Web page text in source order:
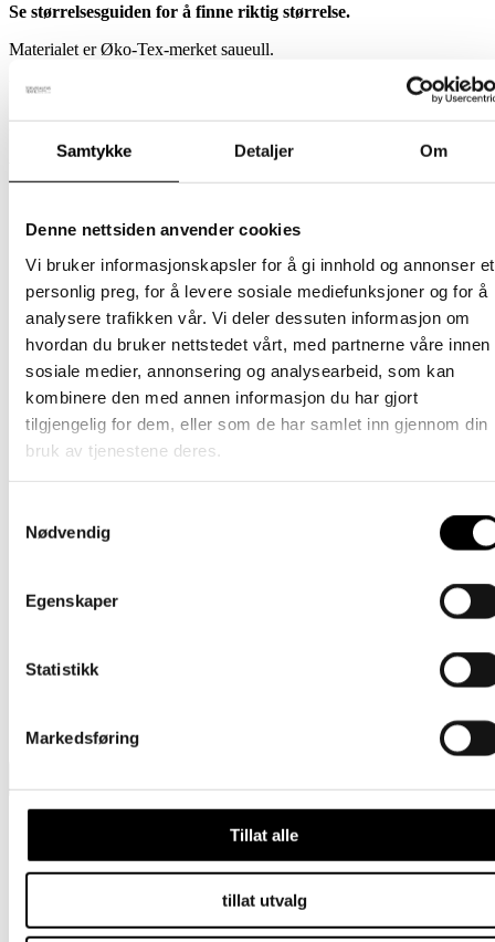
Samtykke Detaljer Om
Denne nettsiden anvender cookies
Vi bruker informasjonskapsler for å gi innhold og annonser et
personlig preg, for å levere sosiale mediefunksjoner og for å
analysere trafikken vår. Vi deler dessuten informasjon om
hvordan du bruker nettstedet vårt, med partnerne våre innen
sosiale medier, annonsering og analysearbeid, som kan
kombinere den med annen informasjon du har gjort
tilgjengelig for dem, eller som de har samlet inn gjennom din
bruk av tjenestene deres.
Nødvendig
Egenskaper
Statistikk
Markedsføring
Tillat alle
tillat utvalg
Se størrelsesguiden for å finne riktig størrelse.
Materialet er Øko-Tex-merket saueull.
Ullvask på 30 grader.
Laget i Finland.
Barn
Tornedalshanske – Mørkegrønn
389 Velg alternativ
produktet
har
flere
varianter.
Alternativene
Barn
Tornedals hanske – Navy
kr
produktet
23% rabatt!
Ikke på lager
Tornedalshandske – Camouflage XXL
389krOpprinnelig
299
Tornedalshanske – Grågrønn
389kr inkl. mødre
flere
varianter.
Alternativene
velges
produktsiden
Tornedalshansken
Ullvotter til barn